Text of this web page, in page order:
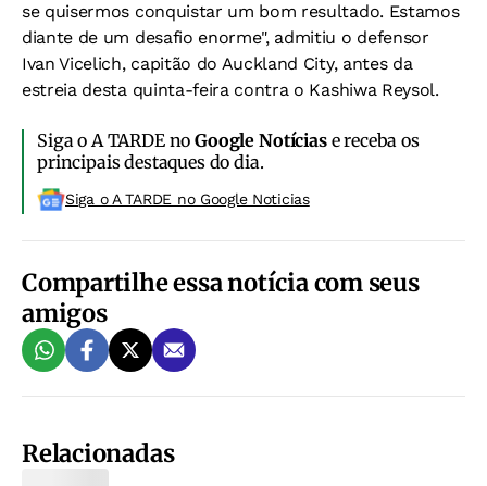
se quisermos conquistar um bom resultado. Estamos
diante de um desafio enorme", admitiu o defensor
Ivan Vicelich, capitão do Auckland City, antes da
estreia desta quinta-feira contra o Kashiwa Reysol.
Siga o A TARDE noGoogle Notíciase receba os
principais destaques do dia.
Siga o A TARDE no Google Noticias
Compartilhe essa notícia com seus
amigos
Relacionadas